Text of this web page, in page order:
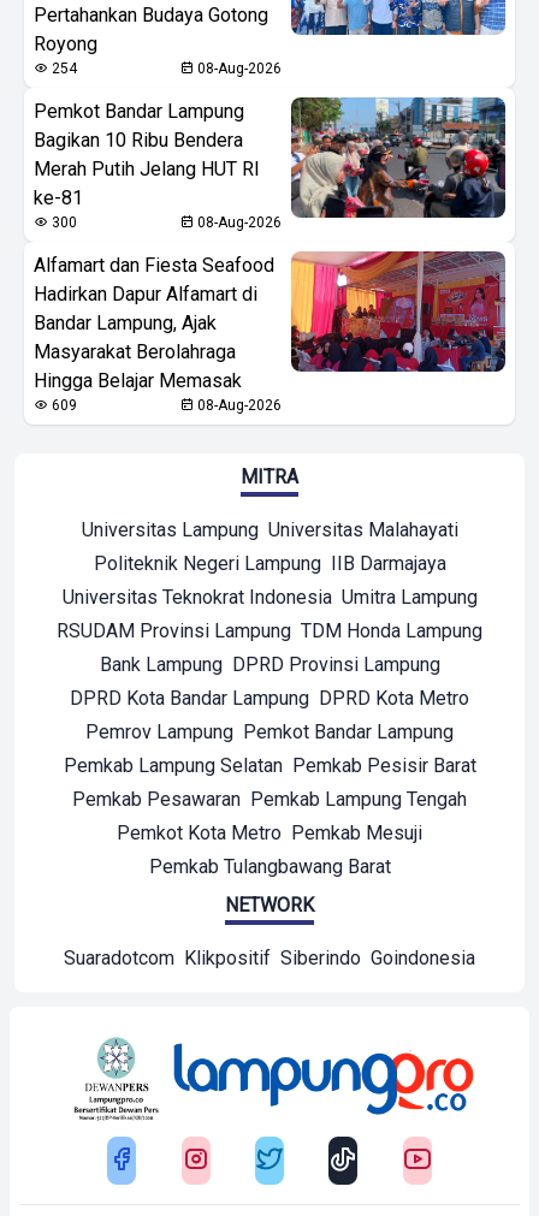
Pertahankan Budaya Gotong
Royong
254 08-Aug-2026
Pemkot Bandar Lampung
Bagikan 10 Ribu Bendera
Merah Putih Jelang HUT RI
ke-81
300 08-Aug-2026
Alfamart dan Fiesta Seafood
Hadirkan Dapur Alfamart di
Bandar Lampung, Ajak
Masyarakat Berolahraga
Hingga Belajar Memasak
609 08-Aug-2026
MITRA
Universitas Lampung Universitas Malahayati
Politeknik Negeri Lampung
IIB Darmajaya
Universitas Teknokrat Indonesia Umitra Lampung
RSUDAM Provinsi Lampung TDM Honda Lampung
Bank Lampung
DPRD Provinsi Lampung
DPRD Kota Bandar Lampung DPRD Kota Metro
Pemrov Lampung Pemkot Bandar Lampung
Pemkab Lampung Selatan
Pemkab Pesisir Barat
Pemkab Pesawaran Pemkab Lampung Tengah
Pemkot Kota Metro Pemkab Mesuji
Pemkab Tulangbawang Barat
NETWORK
Suaradotcom Klikpositif Siberindo Goindonesia